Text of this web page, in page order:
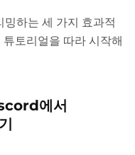
하는 세 가지 효과적
토리얼을 따라 시작해
에서